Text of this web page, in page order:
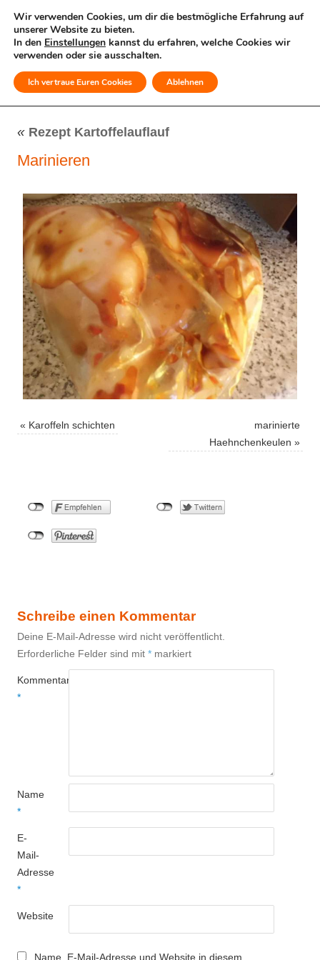
MENÜ
« Rezept Kartoffelauflauf
Marinieren
« Karoffeln schichten
marinierte
Haehnchenkeulen »
Schreibe einen Kommentar
Deine E-Mail-Adresse wird nicht veröffentlicht.
Erforderliche Felder sind mit * markiert
Kommentar
*
Name
*
E-
Mail-
Adresse
*
Website
Name, E-Mail-Adresse und Website in diesem
Wir verwenden Cookies, um dir die bestmögliche Erfahrung auf
unserer Website zu bieten.
In den Einstellungen kannst du erfahren, welche Cookies wir
verwenden oder sie ausschalten.
Ich vertraue Euren Cookies Ablehnen